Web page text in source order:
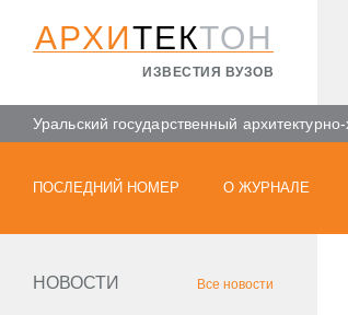
АРХИТЕКТОН
ИЗВЕСТИЯ ВУЗОВ
Уральский государственный
ПОСЛЕДНИЙ НОМЕР О ЖУРНАЛЕ
НОВОСТИ Все новости